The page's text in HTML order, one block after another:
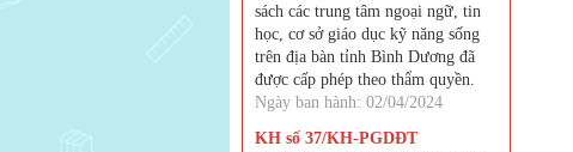
sách các trung tâm ngoại ngữ, tin
học, cơ sở giáo dục kỹ năng sống
trên địa bàn tỉnh Bình Dương đã
được cấp phép theo thẩm quyền.
Ngày ban hành: 02/04/2024
KH số 37/KH-PGDĐT